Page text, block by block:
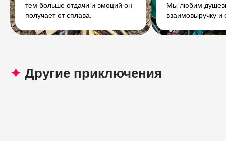
тем больше отдачи и эмоций он
получает от сплава.
Мы любим
взаимовыручку
✦ Другие приключения